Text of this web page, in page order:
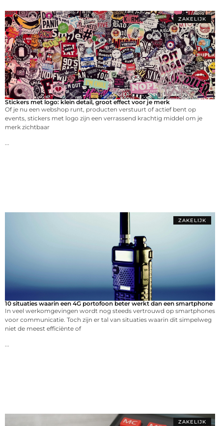
ZAKELIJK
Stickers met logo: klein detail, groot effect voor je merk
Of je nu een webshop runt, producten verstuurt of actief bent op
events, stickers met logo zijn een verrassend krachtig middel om je
merk zichtbaar
...
ZAKELIJK
10 situaties waarin een 4G portofoon beter werkt dan een smartphone
In veel werkomgevingen wordt nog steeds vertrouwd op smartphones
voor communicatie. Toch zijn er tal van situaties waarin dit simpelweg
niet de meest efficiënte of
...
ZAKELIJK